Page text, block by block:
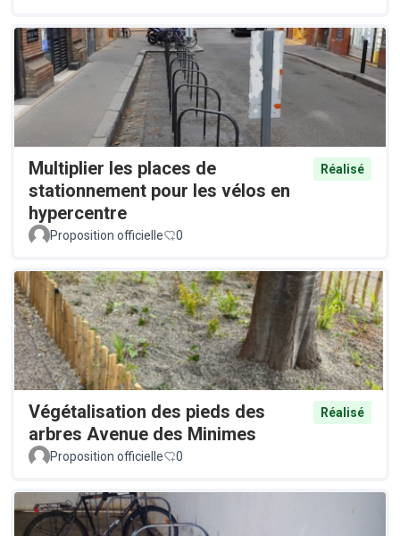
Multiplier les places de
stationnement pour les vélos en
hypercentre
Réalisé
Proposition officielle 0
Végétalisation des pieds des
arbres Avenue des Minimes
Réalisé
Proposition officielle 0